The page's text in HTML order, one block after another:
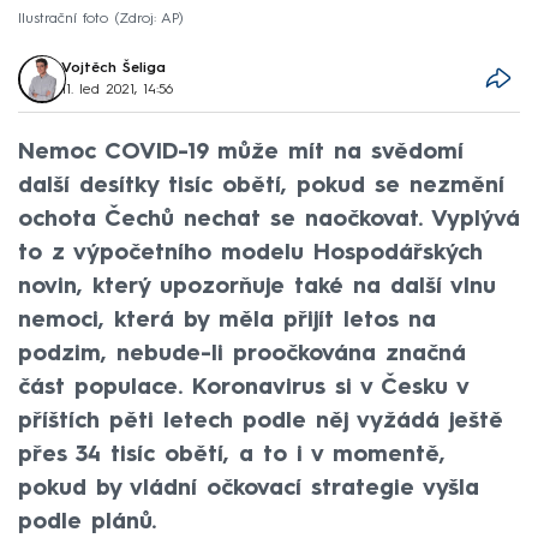
Ilustrační foto Zdroj: AP
Vojtěch Šeliga
11. led 2021, 14:56
Nemoc COVID-19 může mít na svědomí
další desítky tisíc obětí, pokud se nezmění
ochota Čechů nechat se naočkovat. Vyplývá
to z výpočetního modelu Hospodářských
novin, který upozorňuje také na další vlnu
nemoci, která by měla přijít letos na
podzim, nebude-li proočkována značná
část populace. Koronavirus si v Česku v
příštích pěti letech podle něj vyžádá ještě
přes 34 tisíc obětí, a to i v momentě,
pokud by vládní očkovací strategie vyšla
podle plánů.